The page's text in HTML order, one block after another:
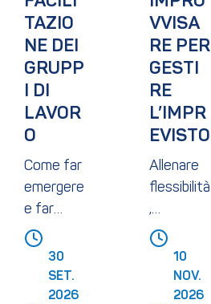
TAZIO
NE DEI
GRUPP
I DI
LAVOR
O
Come far
emergere
e far
converge
re le idee
30
SET.
2026
VVISA
RE PER
GESTI
RE
L’IMPR
EVISTO
Allenare
flessibilità
,
prontezz
lucidità
10
NOV.
2026